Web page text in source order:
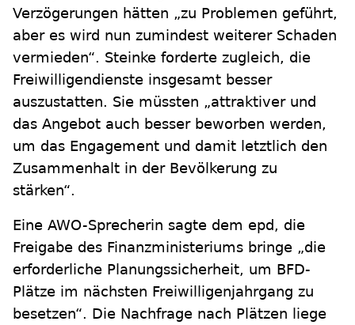
Verzögerungen hätten „zu Problemen geführt,
aber es wird nun zumindest weiterer Schaden
vermieden“. Steinke forderte zugleich, die
Freiwilligendienste insgesamt besser
auszustatten. Sie müssten „attraktiver und
das Angebot auch besser beworben werden,
um das Engagement und damit letztlich den
Zusammenhalt in der Bevölkerung zu
stärken“.
Eine AWO-Sprecherin sagte dem epd, die
Freigabe des Finanzministeriums bringe „die
erforderliche Planungssicherheit, um BFD-
Plätze im nächsten Freiwilligenjahrgang zu
besetzen“. Die Nachfrage nach Plätzen liege